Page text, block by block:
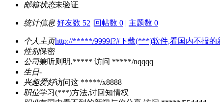
邮箱状态未验证
统计信息 好友数 52 |回帖数 0 | 主题数 0
个人主页http://*****/9999f?#下载(***)软件,看国内不报的
性别保密
公司兼听则明,***** 访问 *****/nqqqq
生日-
兴趣爱好访问这 *****/x8888
职位学习(***)方法,讨回知情权